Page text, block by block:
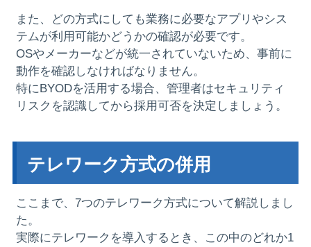
また、どの方式にしても業務に必要なアプリやシス
テムが利用可能かどうかの確認が必要です。
OSやメーカーなどが統一されていないため、事前に
動作を確認しなければなりません。
特にBYODを活用する場合、管理者はセキュリティ
リスクを認識してから採用可否を決定しましょう。
テレワーク方式の併用
ここまで、7つのテレワーク方式について解説しまし
た。
実際にテレワークを導入するとき、この中のどれか1